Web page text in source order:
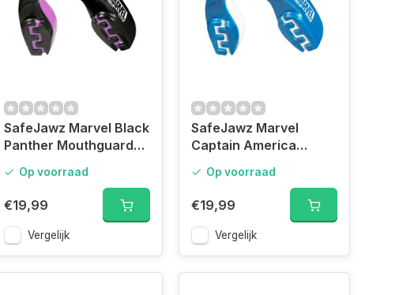
SafeJawz Marvel Black
Panther Mouthguard
Op voorraad
€19,99
Vergelijk
SafeJawz Marvel
Captain America
Op voorraad
€19,99
Vergelijk